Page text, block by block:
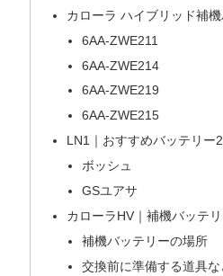
カローラ ハイブリッド補
6AA-ZWE211
6AA-ZWE214
6AA-ZWE219
6AA-ZWE215
LN1｜おすすめバッテリー
ボッシュ
GSユアサ
カローラHV｜補機バッテ
補機バッテリーの場所
交換前に準備する道具な